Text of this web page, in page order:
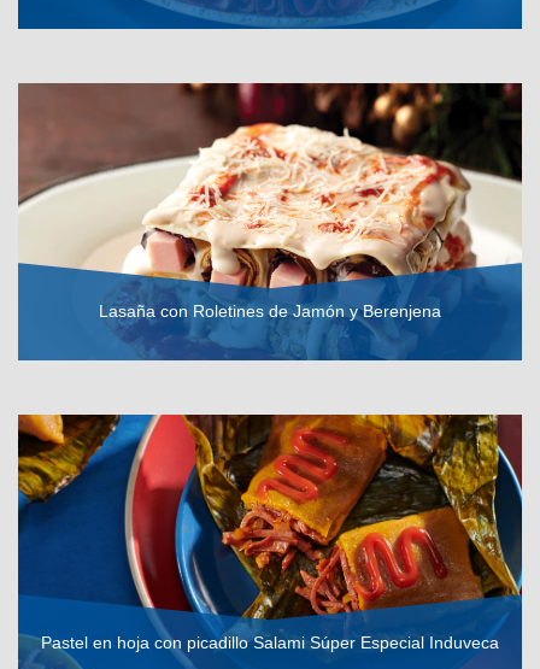
Lasaña con Roletines de Jamón y Berenjena
Pastel en hoja con picadillo Salami Súper Especial Induveca